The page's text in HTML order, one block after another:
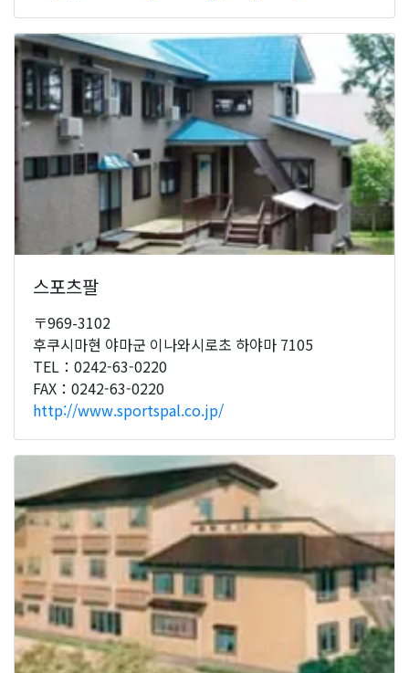
스포츠팔
〒969-3102
후쿠시마현 야마군 이나와시로초 하야마 7105
TEL：0242-63-0220
FAX：0242-63-0220
http://www.sportspal.co.jp/